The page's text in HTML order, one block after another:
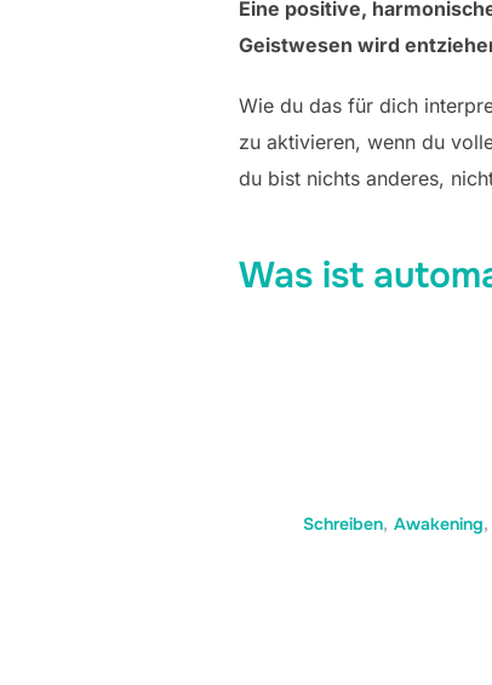
Eine positive,
Geistwesen wird
Wie du das für dich
zu aktivieren, wenn du
du bist nichts anderes,
Was ist
Schreiben, Awakening,